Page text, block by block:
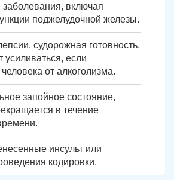
включая
поджелудочной железы.
судорожная готовность,
усиливаться, если
от алкоголизма.
запойное состояние,
в течение
инсульт или
кодировки.